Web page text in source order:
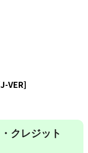
VER]
クレジット